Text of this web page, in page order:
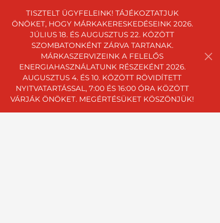
TISZTELT ÜGYFELEINK! TÁJÉKOZTATJUK
ÖNÖKET, HOGY MÁRKAKERESKEDÉSEINK 2026.
JÚLIUS 18. ÉS AUGUSZTUS 22. KÖZÖTT
SZOMBATONKÉNT ZÁRVA TARTANAK.
MÁRKASZERVIZEINK A FELELŐS
ENERGIAHASZNÁLATUNK RÉSZEKÉNT 2026.
AUGUSZTUS 4. ÉS 10. KÖZÖTT RÖVIDÍTETT
NYITVATARTÁSSAL, 7:00 ÉS 16:00 ÓRA KÖZÖTT
VÁRJÁK ÖNÖKET. MEGÉRTÉSÜKET KÖSZÖNJÜK!